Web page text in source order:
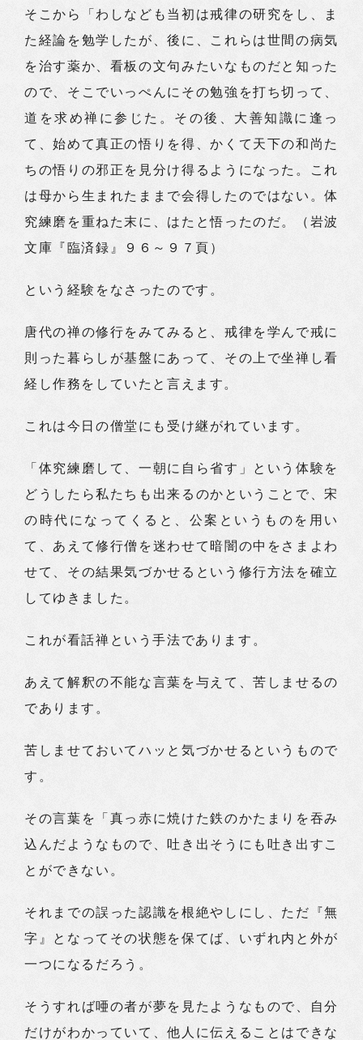
そこから「わしなども当初は戒律の研究をし、ま
た経論を勉学したが、後に、これらは世間の病気
を治す薬か、看板の文句みたいなものだと知った
ので、そこでいっぺんにその勉強を打ち切って、
道を求め禅に参じた。その後、大善知識に逢っ
て、始めて真正の悟りを得、かくて天下の和尚た
ちの悟りの邪正を見分け得るようになった。これ
は母から生まれたままで会得したのではない。体
究練磨を重ねた末に、はたと悟ったのだ。（岩波
文庫『臨済録』９６～９７頁）
という経験をなさったのです。
唐代の禅の修行をみてみると、戒律を学んで戒に
則った暮らしが基盤にあって、その上で坐禅し看
経し作務をしていたと言えます。
これは今日の僧堂にも受け継がれています。
「体究練磨して、一朝に自ら省す」という体験を
どうしたら私たちも出来るのかということで、宋
の時代になってくると、公案というものを用い
て、あえて修行僧を迷わせて暗闇の中をさまよわ
せて、その結果気づかせるという修行方法を確立
してゆきました。
これが看話禅という手法であります。
あえて解釈の不能な言葉を与えて、苦しませるの
であります。
苦しませておいてハッと気づかせるというもので
す。
その言葉を「真っ赤に焼けた鉄のかたまりを吞み
込んだようなもので、吐き出そうにも吐き出すこ
とができない。
それまでの誤った認識を根絶やしにし、ただ『無
字』となってその状態を保てば、いずれ内と外が
一つになるだろう。
そうすれば唖の者が夢を見たようなもので、自分
だけがわかっていて、他人に伝えることはできな